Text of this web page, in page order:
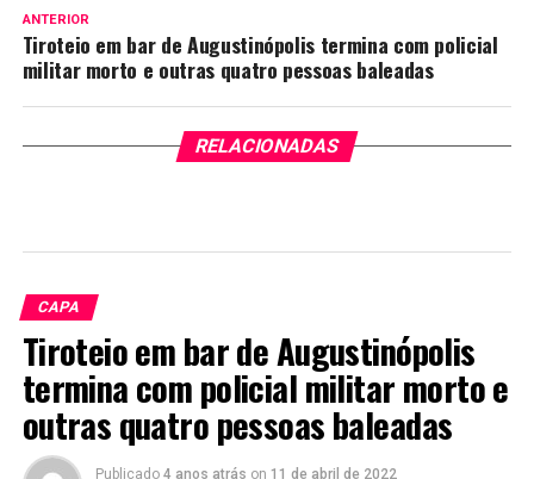
ANTERIOR
Tiroteio em bar de Augustinópolis termina com policial
militar morto e outras quatro pessoas baleadas
RELACIONADAS
CAPA
Tiroteio em bar de Augustinópolis
termina com policial militar morto e
outras quatro pessoas baleadas
Publicado 4 anos atrás on 11 de abril de 2022